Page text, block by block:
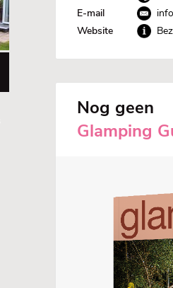
E-mail
Website
Nog geen
Glamping